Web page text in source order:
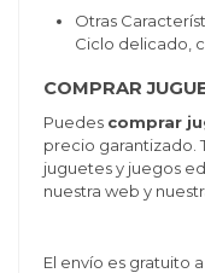
Otras
Ciclo delicado,
COMPRAR
Puedes comprar
precio garantizado.
juguetes y juegos
nuestra web y
El envío es gratuito